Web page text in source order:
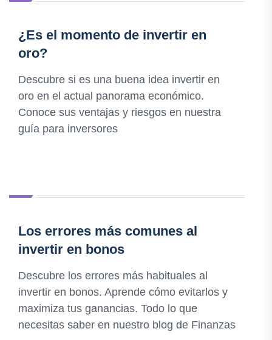
¿Es el momento de invertir en
oro?
Descubre si es una buena idea invertir en
oro en el actual panorama económico.
Conoce sus ventajas y riesgos en nuestra
guía para inversores
Los errores más comunes al
invertir en bonos
Descubre los errores más habituales al
invertir en bonos. Aprende cómo evitarlos y
maximiza tus ganancias. Todo lo que
necesitas saber en nuestro blog de Finanzas